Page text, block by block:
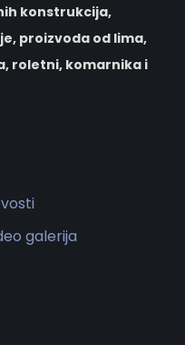
konstrukcija,
proizvoda od lima,
roletni, komarnika i
galerija